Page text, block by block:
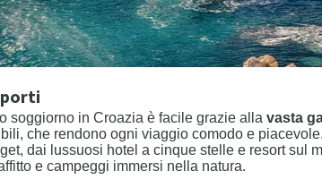
soggiorno in Croazia è facile grazie alla vasta
che rendono ogni viaggio comodo e
dai lussuosi hotel a cinque stelle e resort sul
e campeggi immersi nella natura.